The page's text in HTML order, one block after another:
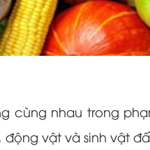
cùng nhau trong
vật và sinh vật